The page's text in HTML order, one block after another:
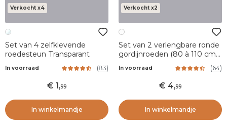
Verkocht x4
Set van 4 zelfklevende
roedesteun Transparant
In voorraad (83)
1,99
In winkelmandje
Verkocht x2
Set van 2 verlengbare ronde
gordijnroeden (80 à 110 cm)
In voorraad (64)
4,99
In winkelmandje